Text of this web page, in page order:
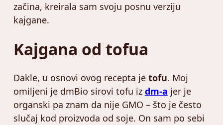
začina, kreirala sam svoju posnu verziju
kajgane.
Kajgana od tofua
Dakle, u osnovi ovog recepta je tofu. Moj
omiljeni je dmBio sirovi tofu iz dm-a jer je
organski pa znam da nije GMO – što je često
slučaj kod proizvoda od soje. On sam po sebi